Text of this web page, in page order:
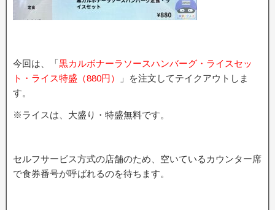
今回は、「黒カルボナーラソースハンバーグ・ライスセッ
ト・ライス特盛（880円）
」を注文してテイクアウトしま
す。
※ライスは、大盛り・特盛無料です。
セルフサービス方式の店舗のため、空いているカウンター席
で食券番号が呼ばれるのを待ちます。